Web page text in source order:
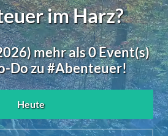
im Harz?
mehr als 0 Event(s)
Do zu #Abenteuer!
Heute